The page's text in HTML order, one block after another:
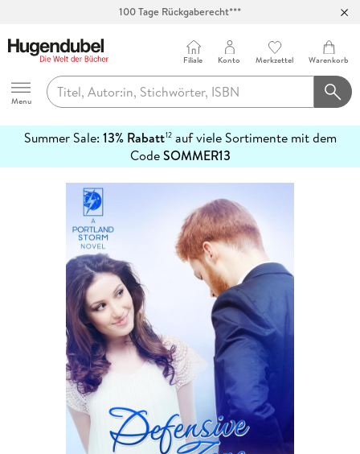
100 Tage Rückgaberecht***
Hugendubel
Menu
Filiale Konto Merkzettel Warenkorb
Summer Sale: 13% Rabatt12auf viele Sortimente mit dem
CodeSOMMER13
erfahren